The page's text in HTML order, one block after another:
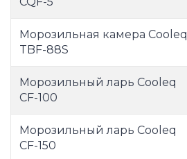
Морозильная камера Cooleq
TBF-88S
Морозильный ларь Cooleq
CF-100
Морозильный ларь Cooleq
CF-150